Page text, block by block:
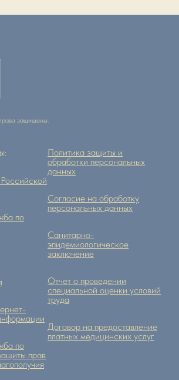
защищены.
по
по
прав
Политика защиты и
обработки персональных
данных
Согласие на обработку
персональных данных
Санитарно-
эпидемиологическое
заключение
Отчет о проведении
специальной оценки условий
труда
Договор на предоставление
платных медицинских услуг